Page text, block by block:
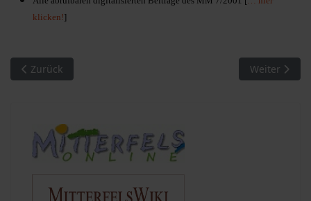
klicken!]
Vorheriger Beitrag: MM 06/2000. Meist gelesen
Zurück Nächster
Weiter